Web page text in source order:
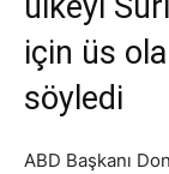
için üs
söyledi
ABD Başkanı